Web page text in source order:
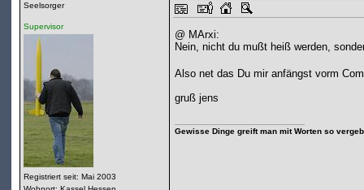
Seelsorger
Supervisor
Registriert seit: Mai 2003
@ MArxi:
Nein, nicht du mußt heiß werden,
Also net das Du mir anfängst vorm
gruß jens
Gewisse Dinge greift man mit Worten so